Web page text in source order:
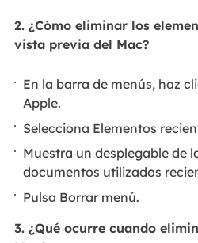
2. ¿Cómo eliminar los
vista previa del Mac?
En la barra de menús, haz
Apple.
Selecciona Elementos
Muestra un desplegable de
documentos utilizados
Pulsa Borrar menú.
3. ¿Qué ocurre cuando